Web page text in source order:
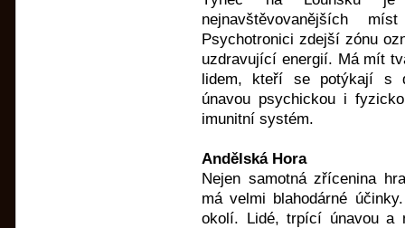
nejnavštěvovanějších
Psychotronici zdejší zónu
uzdravující energií. Má mít
lidem, kteří se potýkají s
únavou psychickou i
imunitní systém.
Andělská Hora
Nejen samotná zřícenina
má velmi blahodárné
okolí. Lidé, trpící únavou a